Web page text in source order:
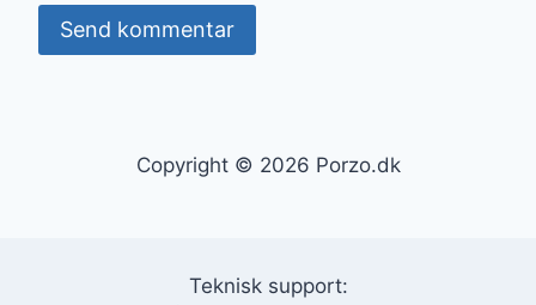
Copyright © 2026 Porzo.dk
Teknisk support: